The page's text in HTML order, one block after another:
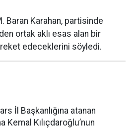
Baran Karahan, partisinde
ortak aklı esas alan bir
edeceklerini söyledi.
İl Başkanlığına atanan
Kemal Kılıçdaroğlu’nun